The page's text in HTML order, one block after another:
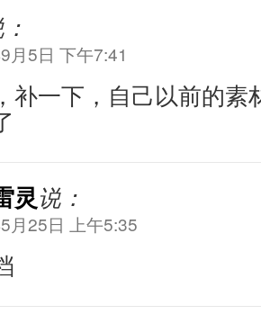
月5日 下午7:41
补一下，自己以前的素
灵说：
月25日 上午5:35